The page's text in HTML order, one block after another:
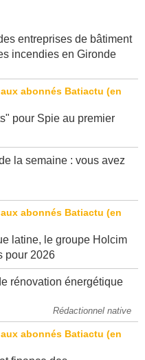
entreprises de bâtiment
incendies en Gironde
pour Spie au premier
la semaine : vous avez
latine, le groupe Holcim
pour 2026
rénovation énergétique
Rédactionnel native